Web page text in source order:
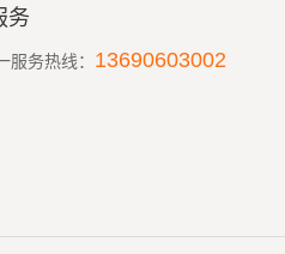
务
服务热线： 13690603002